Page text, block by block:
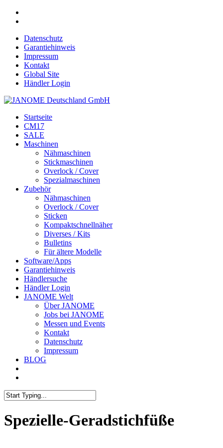
Datenschutz
Garantiehinweis
Impressum
Kontakt
Global Site
Händler Login
Startseite
CM17
SALE
Maschinen
Nähmaschinen
Stickmaschinen
Overlock / Cover
Spezialmaschinen
Zubehör
Nähmaschinen
Overlock / Cover
Sticken
Kompaktschnellnäher
Diverses / Kits
Bulletins
Für ältere Modelle
Software/Apps
Garantiehinweis
Händlersuche
Händler Login
JANOME Welt
Über JANOME
Jobs bei JANOME
Messen und Events
Kontakt
Datenschutz
Impressum
BLOG
Spezielle-Geradstichfüße